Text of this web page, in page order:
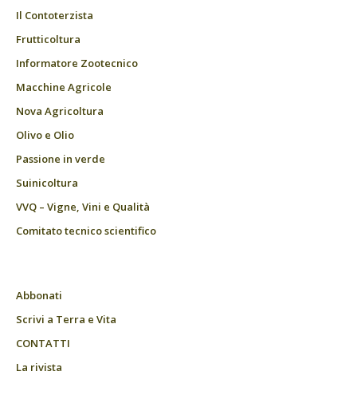
Il Contoterzista
Frutticoltura
Informatore Zootecnico
Macchine Agricole
Nova Agricoltura
Olivo e Olio
Passione in verde
Suinicoltura
VVQ – Vigne, Vini e Qualità
Comitato tecnico scientifico
Abbonati
Scrivi a Terra e Vita
CONTATTI
La rivista